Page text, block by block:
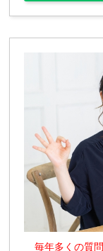
毎年多くの質